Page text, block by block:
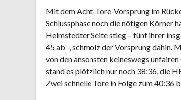
Mit dem Acht-Tore-Vorsprung im
Schlussphase noch die nötigen Körner
Helmstedter Seite stieg – fünf ihrer
45 ab -, schmolz der Vorsprung dahin.
von den ansonsten keineswegs
stand es plötzlich nur noch 38:36, die
Zwei schnelle Tore in Folge zum 40:36